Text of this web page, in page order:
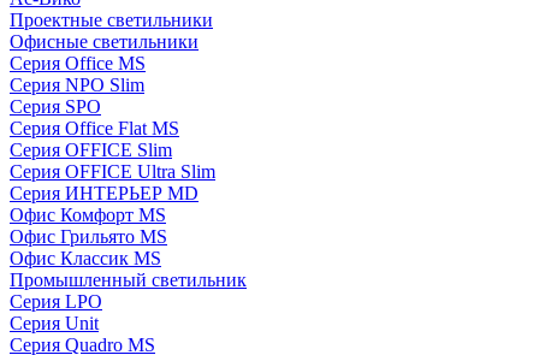
Проектные светильники
Офисные светильники
Серия Office MS
Серия NPO Slim
Серия SPO
Серия Office Flat MS
Серия OFFICE Slim
Серия OFFICE Ultra Slim
Серия ИНТЕРЬЕР MD
Офис Комфорт MS
Офис Грильято MS
Офис Классик MS
Промышленный светильник
Серия LPO
Серия Unit
Серия Quadro MS